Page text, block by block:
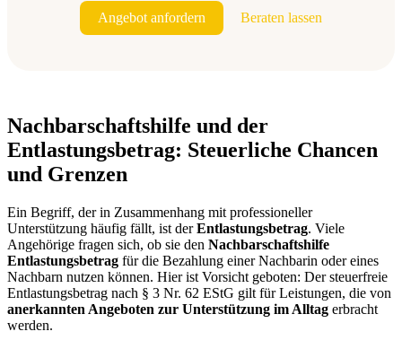
Angebot anfordern Beraten lassen
Nachbarschaftshilfe und der
Entlastungsbetrag: Steuerliche Chancen
und Grenzen
Ein Begriff, der in Zusammenhang mit professioneller
Unterstützung häufig fällt, ist derEntlastungsbetrag. Viele
Angehörige fragen sich, ob sie den Nachbarschaftshilfe
Entlastungsbetrag für die Bezahlung einer Nachbarin oder eines
Nachbarn nutzen können. Hier ist Vorsicht geboten: Der steuerfreie
Entlastungsbetrag nach § 3 Nr. 62 EStG gilt für Leistungen, die von
anerkannten Angeboten zur Unterstützung im Alltag erbracht
werden.